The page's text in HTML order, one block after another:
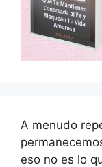
A menudo
eso no es lo